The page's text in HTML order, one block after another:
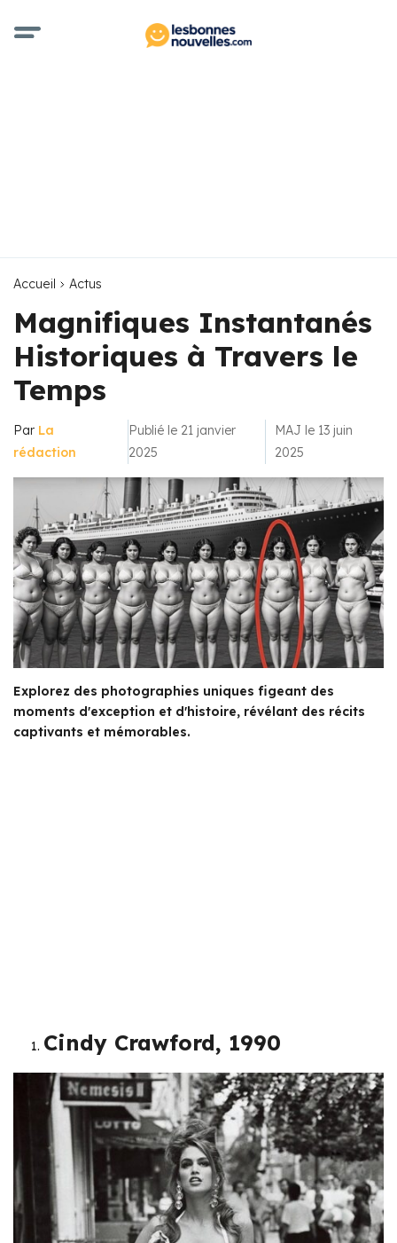
Accueil Actus
Magnifiques Instantanés
Historiques à Travers le
Temps
Par La
rédaction
Publié le 21 janvier
2025
MAJ le 13 juin
2025
Explorez des photographies uniques figeant des
moments d'exception et d'histoire, révélant des récits
captivants et mémorables.
Cindy Crawford, 1990